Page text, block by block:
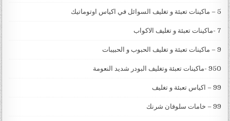
5 – ماكينات تعبئة و تغليف السوائل في اكياس اوتوماتيك
7 -ماكينات تعبئة و تغليف الاكواب
9 – ماكينات تعبئة و تغليف الحبوب و الحبيبات
950 -ماكينات تعبئة وتغليف البودر شديد النعومة
99 – اكياس تعبئة و تغليف
99 – خامات سلوفان شرنك